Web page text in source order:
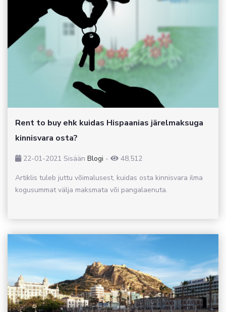
Rent to buy ehk kuidas Hispaanias järelmaksuga
kinnisvara osta?
22-01-2021 Sisään Blogi -
48,512
Artiklis tuleb juttu võimalusest, kuidas osta kinnisvara ilma
kogusummat välja maksmata või pangalaenuta.